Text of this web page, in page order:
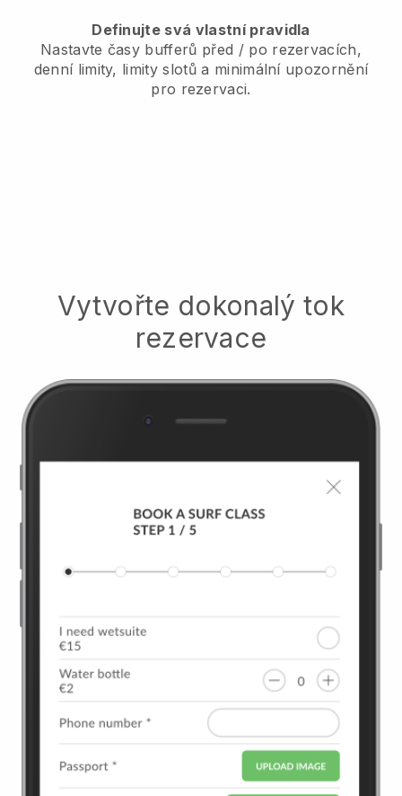
Definujte svá vlastní pravidla
Nastavte časy bufferů před / po rezervacích,
denní limity, limity slotů a minimální upozornění
pro rezervaci.
Vytvořte dokonalý tok
rezervace